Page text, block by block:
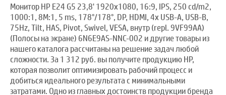
Монитор HP E24 G5 23,8' 1920x1080, 16:9, IPS, 250 cd/m2,
1000:1, 8M:1, 5 ms, 178°/178°, DP, HDMI, 4x USB-A, USB-B,
75Hz, Tilt, HAS, Pivot, Swivel, VESA, внутр (repl. 9VF99AA)
(Полосы на экране) 6N6E9AS-NNC-002 и другие товары из
нашего каталога рассчитаны на решение задач любой
сложности. За 1 312 руб. вы получите продукцию HP,
которая позволит оптимизировать рабочий процесс и
добиться идеального результата с минимальными
затратами. Одно из главных достоинств продукции бренда